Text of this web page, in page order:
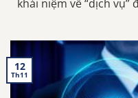
khái niệm về “dịch vụ”
12
Th11